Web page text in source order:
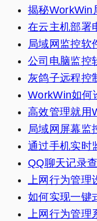
揭秘WorkWin
在云主机部署
局域网监控软
公司电脑监控
灰鸽子远程控
WorkWin如何
高效管理就用
局域网屏幕监
通过手机实时
QQ聊天记录
上网行为管理
如何实现一键
上网行为管理